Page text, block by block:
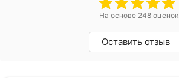
На основе 248 оценок
Оставить отзыв